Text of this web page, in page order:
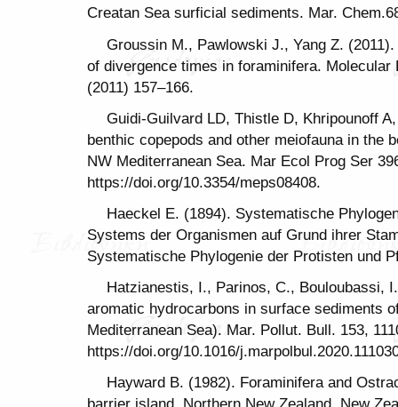
Creatan Sea surficial sediments. Mar.
Groussin M., Pawlowski J., Yang Z.
of divergence times in foraminifera. Molecular
(2011) 157–166.
Guidi-Guilvard LD, Thistle D, Khripounoff
benthic copepods and other meiofauna in the
NW Mediterranean Sea. Mar Ecol Prog Ser
https://doi.org/10.3354/meps08408.
Haeckel E. (1894). Systematische
Systems der Organismen auf Grund ihrer
Systematische Phylogenie der Protisten und
Hatzianestis, I., Parinos, C., Bouloubassi,
aromatic hydrocarbons in surface sediments
Mediterranean Sea). Mar. Pollut. Bull. 153,
https://doi.org/10.1016/
Hayward B. (1982). Foraminifera and